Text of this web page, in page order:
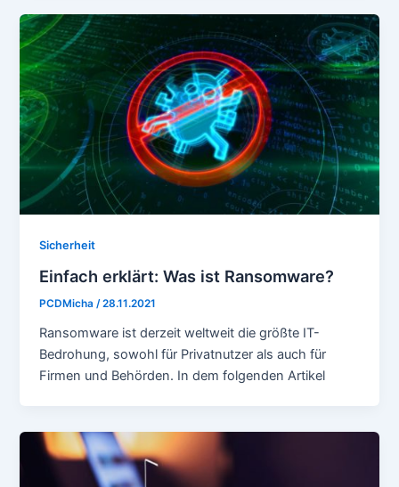
Sicherheit
Einfach erklärt: Was ist Ransomware?
PCDMicha/28.11.2021
Ransomware ist derzeit weltweit die größte IT-
Bedrohung, sowohl für Privatnutzer als auch für
Firmen und Behörden. In dem folgenden Artikel